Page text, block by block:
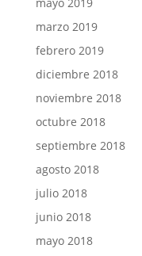
marzo 2019
febrero 2019
diciembre 2018
noviembre 2018
octubre 2018
septiembre 2018
agosto 2018
julio 2018
junio 2018
mayo 2018